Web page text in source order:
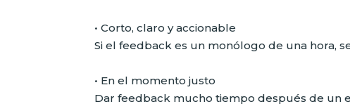
• Corto, claro y accionable
Si el feedback es un monólogo de una hora,
• En el momento justo
Dar feedback mucho tiempo después de un